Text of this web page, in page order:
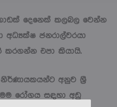
දෙනෙක් කලබල වෙන්න
ජනරාල්වරයා
එපා කියායි.
අනුව ශ්‍රී
රෝගය සඳහා අඩු